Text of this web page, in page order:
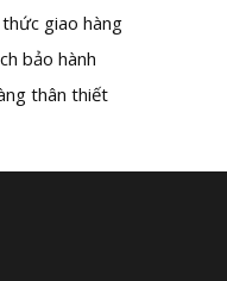
giao hàng
bảo hành
thân thiết